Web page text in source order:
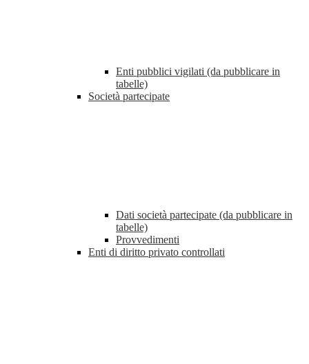
Enti pubblici vigilati (da pubblicare in
tabelle)
Società partecipate
Dati società partecipate (da pubblicare in
tabelle)
Provvedimenti
Enti di diritto privato controllati